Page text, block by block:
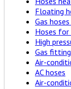
Floating
Gas
Hoses for
High
Gas
Air-
AC hoses
Air-